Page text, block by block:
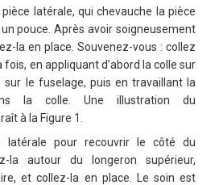
latérale, qui chevauche la pièce
pouce. Après avoir soigneusement
la en place. Souvenez-vous : collez
fois, en appliquant d’abord la colle sur
sur le fuselage, puis en travaillant la
la colle. Une illustration du
à la Figure 1.
latérale pour recouvrir le côté du
la autour du longeron supérieur,
et collez-la en place. Le soin est